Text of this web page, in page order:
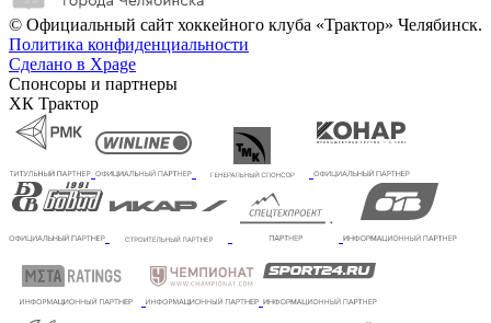
© Официальный сайт хоккейного клуба «Трактор» Челябинск.
Политика конфиденциальности
Сделано в Xpage
Спонсоры и партнеры
ХК Трактор